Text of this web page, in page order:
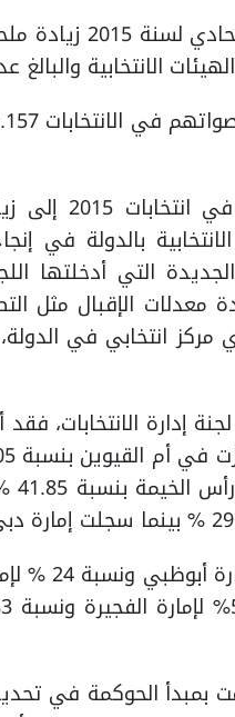
وقال التقرير شهدت
الانتخابية والبالغ
وقال التقرير تعزى
بالدولة في
التي أدخلتها
معدلات الإقبال مثل
مركز انتخابي في
إدارة الانتخابات،
بمبدأ الحوكمة في